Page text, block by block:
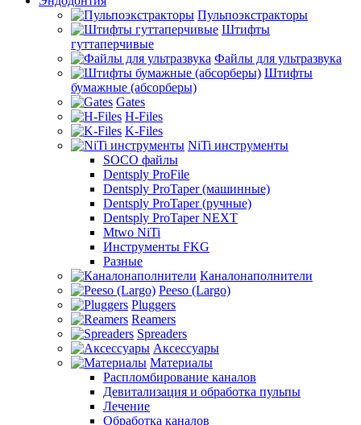
Пульпоэкстракторы
Штифты
гуттаперчивые
Файлы для ультразвука
Штифты
бумажные (абсорберы)
Gates
H-Files
K-Files
NiTi инструменты
SOCO файлы
Dentsply ProFile
Dentsply ProTaper (машинные)
Dentsply ProTaper (ручные)
Dentsply ProTaper NEXT
Mtwo NiTi
Инструменты FKG
Разные
Каналонаполнители
Peeso (Largo)
Pluggers
Reamers
Spreaders
Аксессуары
Материалы
Распломбирование каналов
Девитализация и обработка пульпы
Лечение
Обработка каналов